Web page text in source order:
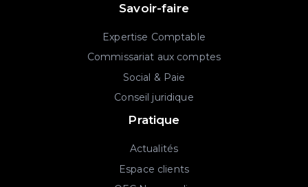
Savoir-faire
Expertise Comptable
Commissariat aux comptes
Social & Paie
Conseil juridique
Pratique
Actualités
Espace clients